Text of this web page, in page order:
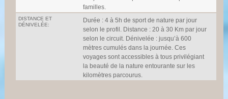
familles.
DISTANCE ET
DÉNIVELÉE:
Durée : 4 à 5h de sport de nature par jour
selon le profil. Distance : 20 à 30 Km par jour
selon le circuit. Dénivelée : jusqu’à 600
mètres cumulés dans la journée. Ces
voyages sont accessibles à tous privilégiant
la beauté de la nature entourante sur les
kilomètres parcourus.